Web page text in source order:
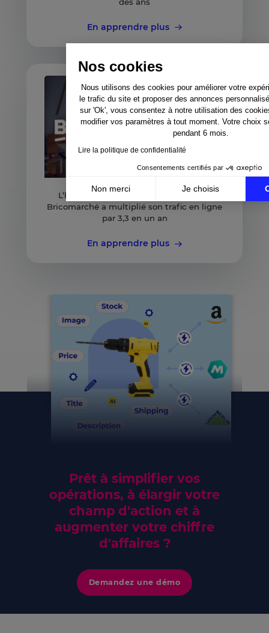
Nos cookies
Nous utilisons des cookies pour améliorer votre
le trafic du site et proposer des annonces
sur 'Ok', vous consentez à notre utilisation des
modifier vos paramètres à tout moment. Votre choix
pendant 6 mois.
Lire la politique de confidentialité
Consentements certifiés par
Non merci Je choisis
Axeptio consent
Plateforme de Gestion du Consentement :
En apprendre plus
L’histoire de la croissance : Comment
Bricomarché a multiplié son trafic en ligne
par 3,3 en un an
En apprendre plus
Prêt à simplifier vos
opérations, à élargir votre
champ d'action et à
augmenter votre chiffre
d'affaires ?
Demandez une démo